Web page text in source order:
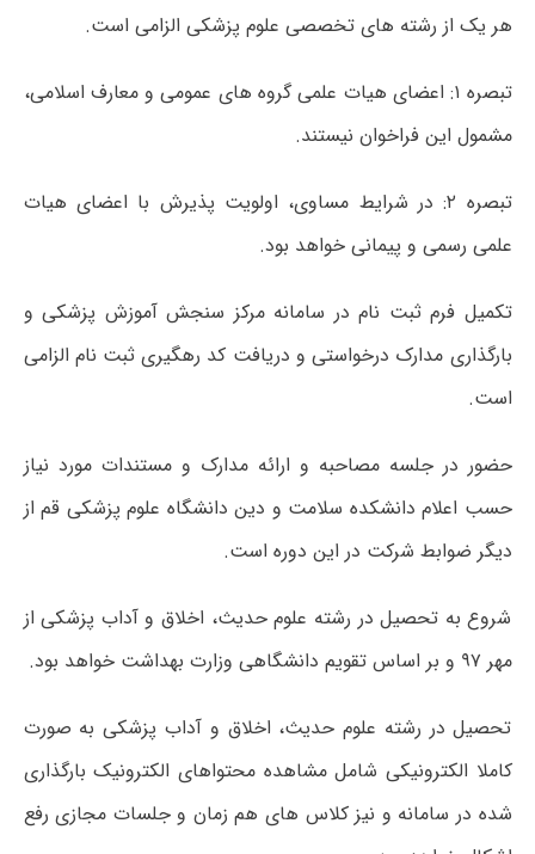
هر یک از رشته های تخصصی علوم پزشکی الزامی است.
تبصره ۱: اعضای هیات علمی گروه های عمومی و معارف اسلامی،
مشمول این فراخوان نیستند.
تبصره ۲: در شرایط مساوی، اولویت پذیرش با اعضای هیات
علمی رسمی و پیمانی خواهد بود.
تکمیل فرم ثبت نام در سامانه مرکز سنجش آموزش پزشکی و
بارگذاری مدارک درخواستی و دریافت کد رهگیری ثبت نام الزامی
است.
حضور در جلسه مصاحبه و ارائه مدارک و مستندات مورد نیاز
حسب اعلام دانشکده سلامت و دین دانشگاه علوم پزشکی قم از
دیگر ضوابط شرکت در این دوره است.
شروع به تحصیل در رشته علوم حدیث، اخلاق و آداب پزشکی از
مهر ۹۷ و بر اساس تقویم دانشگاهی وزارت بهداشت خواهد بود.
تحصیل در رشته علوم حدیث، اخلاق و آداب پزشکی به صورت
کاملا الکترونیکی شامل مشاهده محتواهای الکترونیک بارگذاری
شده در سامانه و نیز کلاس های هم زمان و جلسات مجازی رفع